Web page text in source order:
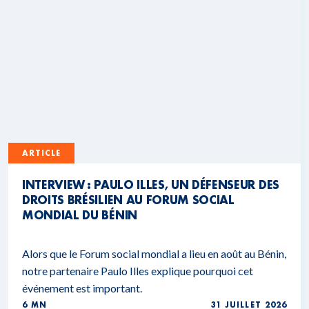
ARTICLE
INTERVIEW : PAULO ILLES, UN DÉFENSEUR DES
DROITS BRÉSILIEN AU FORUM SOCIAL
MONDIAL DU BÉNIN
Alors que le Forum social mondial a lieu en août au Bénin,
notre partenaire Paulo Illes explique pourquoi cet
événement est important.
6 MN 31 JUILLET 2026